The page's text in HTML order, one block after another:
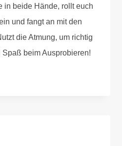
in beide Hände, rollt euch
und fangt an mit den
die Atmung, um richtig
Spaß beim Ausprobieren!